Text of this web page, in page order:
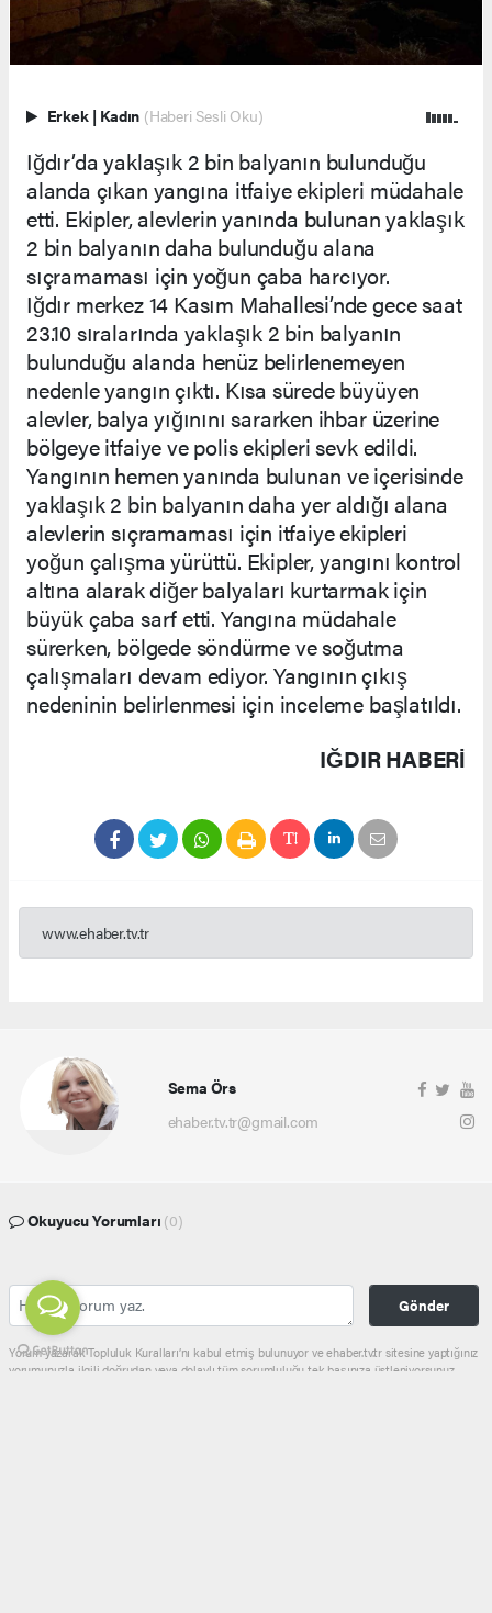
Erkek | Kadın (Haberi Sesli Oku)
Iğdır’da yaklaşık 2 bin balyanın bulunduğu
alanda çıkan yangına itfaiye ekipleri müdahale
etti. Ekipler, alevlerin yanında bulunan yaklaşık
2 bin balyanın daha bulunduğu alana
sıçramaması için yoğun çaba harcıyor.
Iğdır merkez 14 Kasım Mahallesi’nde gece saat
23.10 sıralarında yaklaşık 2 bin balyanın
bulunduğu alanda henüz belirlenemeyen
nedenle yangın çıktı. Kısa sürede büyüyen
alevler, balya yığınını sararken ihbar üzerine
bölgeye itfaiye ve polis ekipleri sevk edildi.
Yangının hemen yanında bulunan ve içerisinde
yaklaşık 2 bin balyanın daha yer aldığı alana
alevlerin sıçramaması için itfaiye ekipleri
yoğun çalışma yürüttü. Ekipler, yangını kontrol
altına alarak diğer balyaları kurtarmak için
büyük çaba sarf etti. Yangına müdahale
sürerken, bölgede söndürme ve soğutma
çalışmaları devam ediyor. Yangının çıkış
nedeninin belirlenmesi için inceleme başlatıldı.
IĞDIR HABERİ
www.ehaber.tv.tr
Sema Örs
ehaber.tv.tr@gmail.com
Okuyucu Yorumları (0)
Gönder
Yorum yazarak Topluluk Kuralları’nı kabul etmiş bulunuyor ve ehaber.tv.tr sitesine yaptığınız
yorumunuzla ilgili doğrudan veya dolaylı tüm sorumluluğu tek başınıza üstleniyorsunuz.